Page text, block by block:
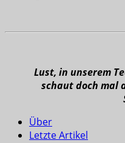
Lust, in unserem
schaut doch mal
Über
Letzte Artikel